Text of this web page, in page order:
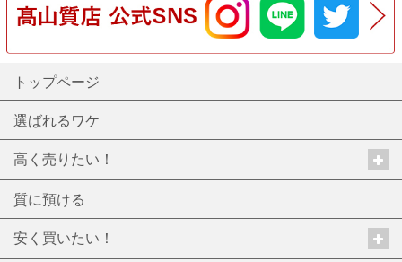
トップページ
選ばれるワケ
高く売りたい！
質に預ける
安く買いたい！